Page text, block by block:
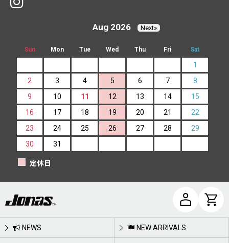
Aug 2026 Next»
Sun Mon Tue Wed Thu Fri Sat
1
2
3 4 5 6 7
8
9
10 11 12 13 14
15
16
17 18 19 20 21
22
23
24 25 26 27 28
29
30
31
定休日
NEWS NEW ARRIVALS